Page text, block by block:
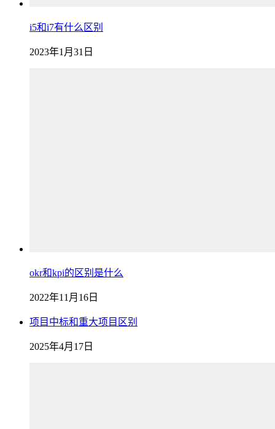
i5和i7有什么区别
2023年1月31日
okr和kpi的区别是什么
2022年11月16日
项目中标和重大项目区别
2025年4月17日